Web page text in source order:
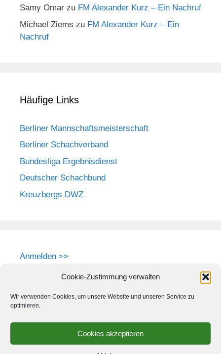
Cookie-Zustimmung verwalten
Wir verwenden Cookies, um unsere Website und unseren Service zu
optimieren.
Cookies akzeptieren
Samy Omar zu FM Alexander Kurz – Ein Nachruf
Michael Ziems zu FM Alexander Kurz – Ein
Nachruf
Häufige Links
Berliner Mannschaftsmeisterschaft
Berliner Schachverband
Bundesliga Ergebnisdienst
Deutscher Schachbund
Kreuzbergs DWZ
Anmelden >>